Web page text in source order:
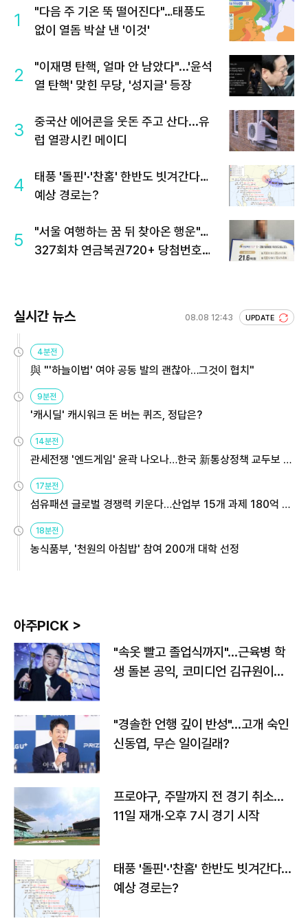
1
"다음 주 기온 뚝 떨어진다"…태풍도
없이 열돔 박살 낸 '이것'
2
"이재명 탄핵, 얼마 안 남았다"...'윤석
열 탄핵' 맞힌 무당, '성지글' 등장
3
중국산 에어콘을 웃돈 주고 산다...유
럽 열광시킨 메이디
4
태풍 '돌핀'·'찬홈' 한반도 빗겨간다…
예상 경로는?
5
"서울 여행하는 꿈 뒤 찾아온 행운"…
327회차 연금복권720+ 당첨번호조
실시간 뉴스 08.08 12:43 UPDATE
4분전
與 "'하늘이법' 여야 공동 발의 괜찮아…그것이 협치"
9분전
'캐시딜' 캐시워크 돈 버는 퀴즈, 정답은?
14분전
관세전쟁 '엔드게임' 윤곽 나오나…한국 新통상정책 교두보 활
17분전
섬유패션 글로벌 경쟁력 키운다…산업부 15개 과제 180억 지
18분전
농식품부, '천원의 아침밥' 참여 200개 대학 선정
아주PICK >
"속옷 빨고 졸업식까지"…근육병 학
생 돌본 공익, 코미디언 김규원이었
"경솔한 언행 깊이 반성"…고개 숙인
신동엽, 무슨 일이길래?
프로야구, 주말까지 전 경기 취소…
11일 재개·오후 7시 경기 시작
태풍 '돌핀'·'찬홈' 한반도 빗겨간다…
예상 경로는?